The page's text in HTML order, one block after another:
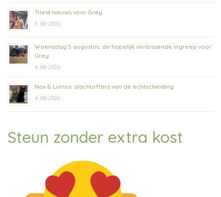
Triest nieuws voor Grey
5-08-2026
Woensdag 5 augustus: de hopelijk verlossende ingreep voor
Grey
4-08-2026
Nox & Lumos :slachtoffers van de echtscheiding
4-08-2026
Steun zonder extra kost